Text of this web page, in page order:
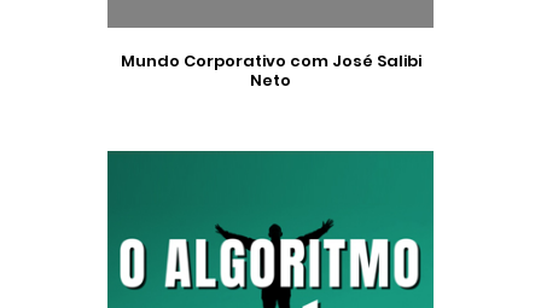
Mundo Corporativo com José Salibi
Neto